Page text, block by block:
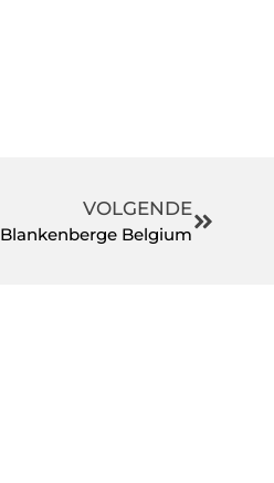
VOLGENDE
Blankenberge Belgium